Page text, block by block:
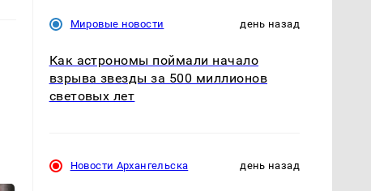
Мировые новости день назад
Как астрономы поймали начало
взрыва звезды за 500 миллионов
световых лет
Новости Архангельска день назад